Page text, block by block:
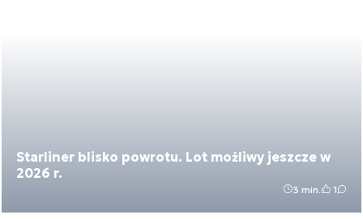
Starliner blisko powrotu. Lot możliwy jeszcze w
2026 r.
3 min. 1